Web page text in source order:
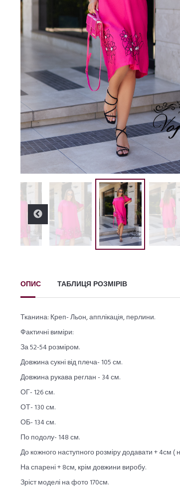
ОПИС ТАБЛИЦЯ РОЗМІРІВ
Тканина: Креп- Льон, апплікація, перлини.
Фактичні виміри:
За 52-54 розміром.
Довжина сукні від плеча- 105 см.
Довжина рукава реглан - 34 см.
ОГ- 126 см.
ОТ- 130 см.
ОБ- 134 см.
По подолу- 148 см.
До кожного наступного розміру додавати + 4см (
На спарені + 8см, крім довжини виробу.
Зріст моделі на фото 170см.